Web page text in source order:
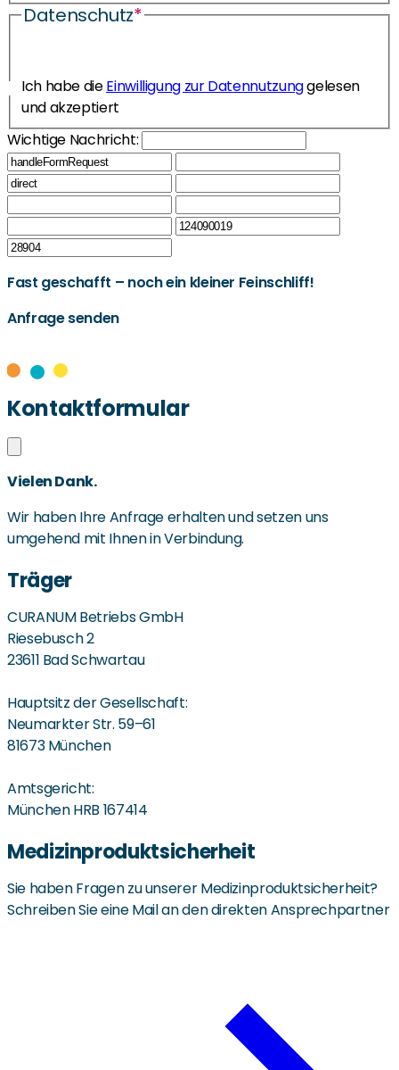
Datenschutz*
Ich habe dieEinwilligung zur Datennutzunggelesen
und akzeptiert
Wichtige Nachricht:
Fast geschafft – noch ein kleiner Feinschliff!
Anfrage senden
Kontaktformular
Vielen Dank.
Wir haben Ihre Anfrage erhalten und setzen uns
umgehend mit Ihnen in Verbindung.
Träger
CURANUM Betriebs GmbH
Riesebusch 2
23611 Bad Schwartau
Hauptsitz der Gesellschaft:
Neumarkter Str. 59–61
81673 München
Amtsgericht:
München HRB 167414
Medizinproduktsicherheit
Sie haben Fragen zu unserer Medizinproduktsicherheit?
Schreiben Sie eine Mail an den direkten Ansprechpartner